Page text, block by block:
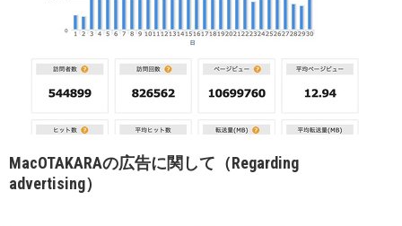
MacOTAKARAの広告に関して（Regarding
advertising）